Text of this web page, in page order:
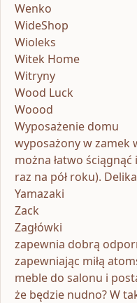
Wenko
WideShop
Wioleks
Witek Home
Witryny
Wood Luck
Woood
Wyposażenie domu
wyposażony w zamek
można łatwo
raz na pół roku).
Yamazaki
Zack
Zagłówki
zapewnia dobrą
zapewniając miłą
meble do salonu i
że będzie nudno? W